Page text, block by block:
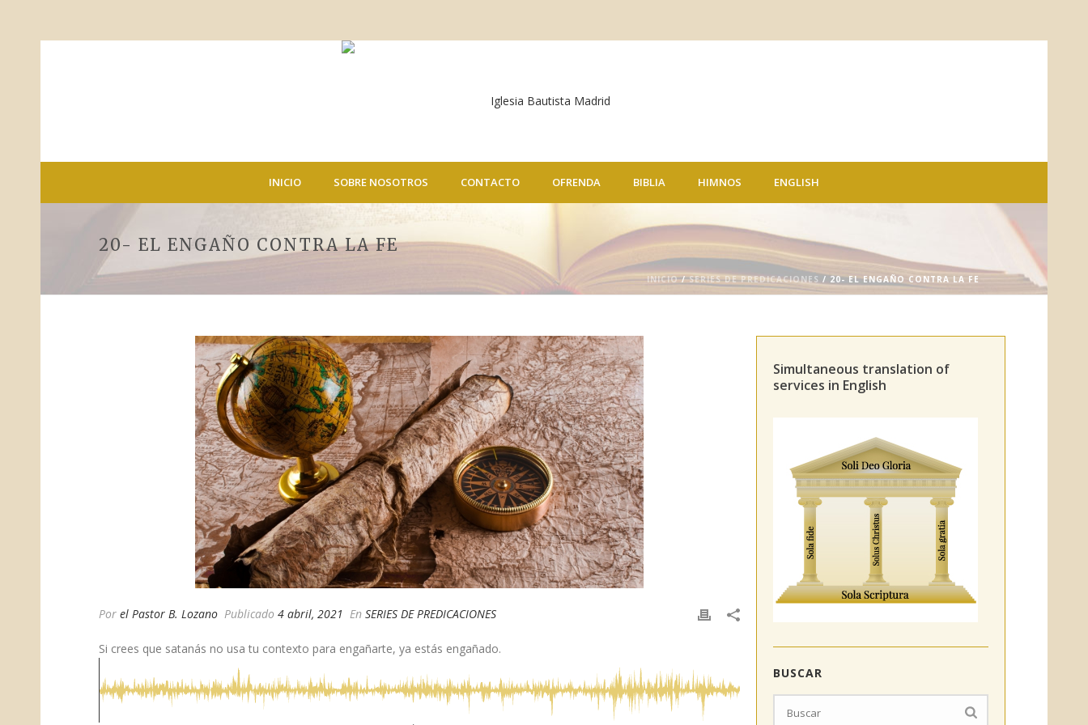
INICIO SOBRE NOSOTROS CONTACTO OFRENDA BIBLIA HIMNOS ENGLISH
20- EL ENGAÑO CONTRA LA FE
INICIO/SERIES DE PREDICACIONES / 20- EL ENGAÑO CONTRA LA FE
Por el Pastor B. Lozano Publicado 4 abril, 2021 En SERIES DE PREDICACIONES
Si crees que satanás no usa tu contexto para engañarte, ya estás engañado.
Simultaneous translation of
services in English
BUSCAR